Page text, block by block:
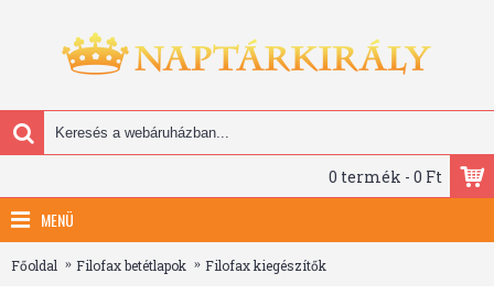
0 termék - 0 Ft
MENÜ
Főoldal Filofax betétlapok Filofax kiegészítők